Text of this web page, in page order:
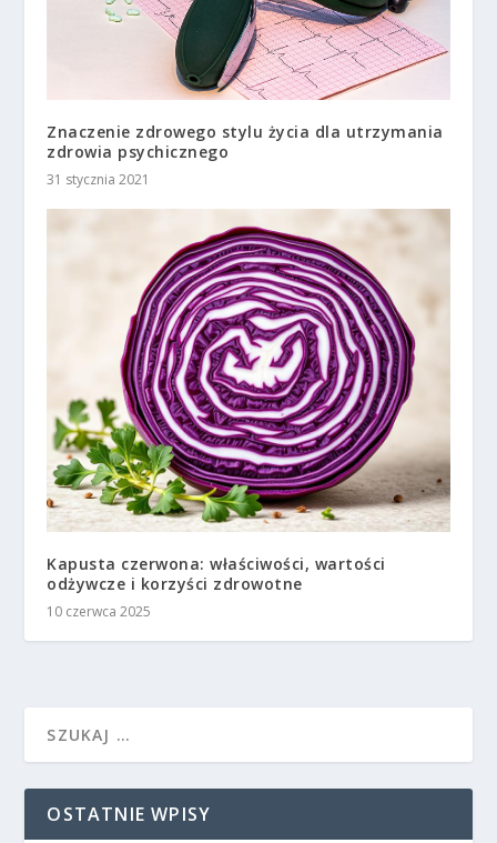
Znaczenie zdrowego stylu życia dla utrzymania
zdrowia psychicznego
31 stycznia 2021
Kapusta czerwona: właściwości, wartości
odżywcze i korzyści zdrowotne
10 czerwca 2025
OSTATNIE WPISY